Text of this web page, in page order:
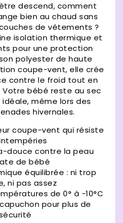
descend, comment
bien au chaud sans
de vêtements ?
isolation thermique et
pour une protection
polyester de haute
coupe-vent, elle crée
contre le froid tout en
bébé reste au sec
même lors des
hivernales.
coupe-vent qui résiste
douce contre la peau
de bébé
équilibrée : ni trop
ni pas assez
de 0° à -10°C
pour plus de